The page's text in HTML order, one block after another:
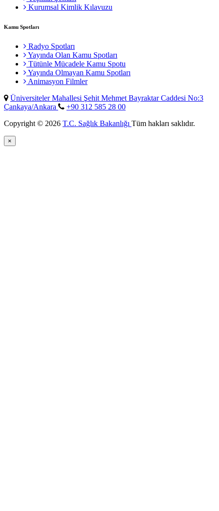
Kurumsal Kimlik Kılavuzu
Kamu Spotları
Radyo Spotları
Yayında Olan Kamu Spotları
Tütünle Mücadele Kamu Spotu
Yayında Olmayan Kamu Spotları
Animasyon Filmler
Üniversiteler Mahallesi Şehit Mehmet Bayraktar Caddesi No:3
Çankaya/Ankara
+90 312 585 28 00
Copyright © 2026 T.C. Sağlık Bakanlığı Tüm hakları saklıdır.
×